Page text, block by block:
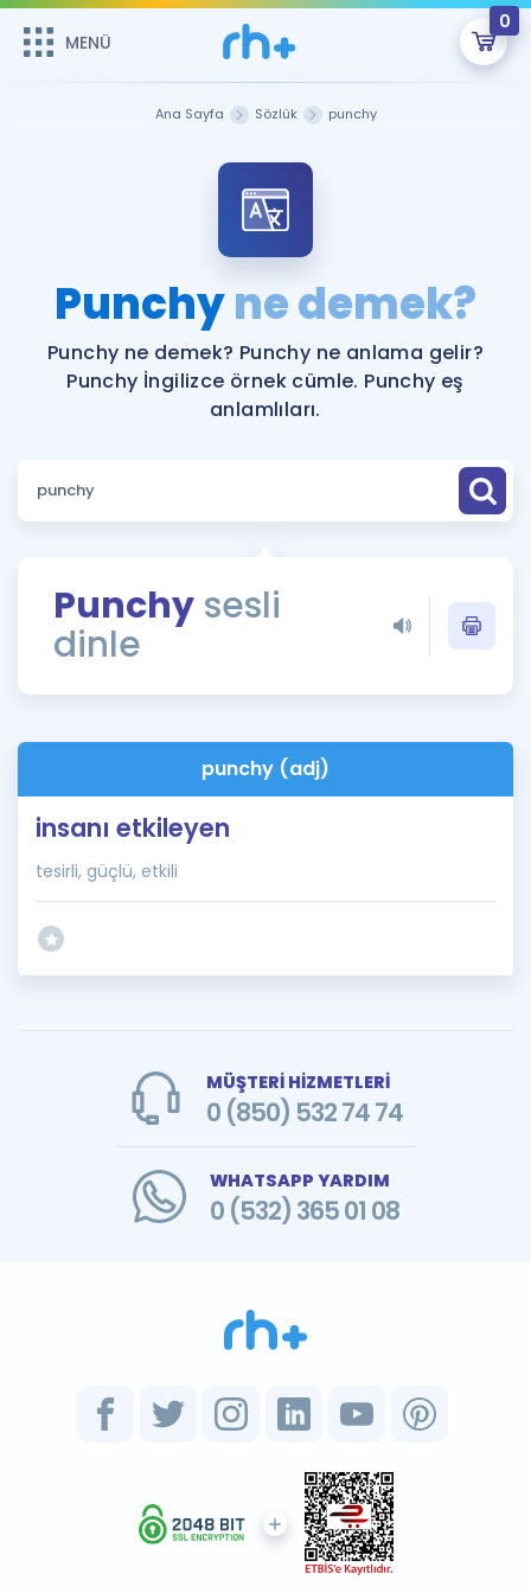
MENÜ
0
Şifremi Hatırlamıyorum
ÜYE DEĞİLİM
Sepetin Şu An Boş.
Remzi Hoca ile seni sınava hazırlayacak onlarca eğitim seni
bekliyor!
MENÜ
Katılımcı Görüşleri
Faydalı Araçlar
Sözlük
Rehberlik Aracı
ÖSYM Sınav Takvimi
İngilizce Gramer
Hakkımızda
Ana Sayfa Sözlük punchy
Punchyne demek?
Punchy ne demek? Punchy ne anlama gelir?
Punchy İngilizce örnek cümle. Punchy eş
anlamlıları.
Punchy sesli
dinle
punchy (adj)
insanı etkileyen
tesirli, güçlü, etkili
MÜŞTERİ HİZMETLERİ
0 (850) 532 74 74
WHATSAPP YARDIM
0 (532) 365 01 08